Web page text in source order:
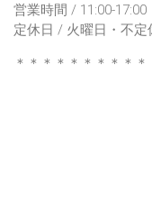
営業時間 / 11:00-17:00
定休日 / 火曜日・不定
＊＊＊＊＊＊＊＊＊